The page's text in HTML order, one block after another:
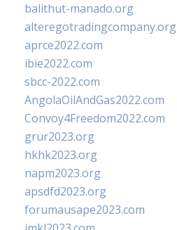
balithut-manado.org
alteregotradingcompany.org
aprce2022.com
ibie2022.com
sbcc-2022.com
AngolaOilAndGas2022.com
Convoy4Freedom2022.com
grur2023.org
hkhk2023.org
napm2023.org
apsdfd2023.org
forumausape2023.com